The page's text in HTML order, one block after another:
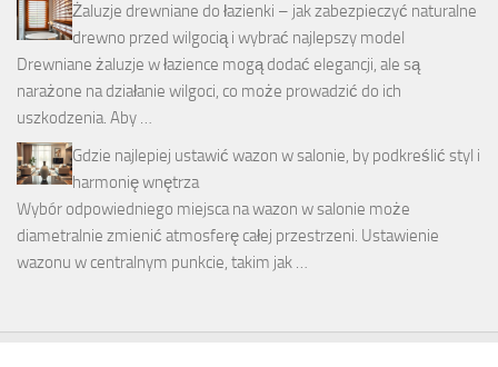
Żaluzje drewniane do łazienki – jak zabezpieczyć naturalne
drewno przed wilgocią i wybrać najlepszy model
Drewniane żaluzje w łazience mogą dodać elegancji, ale są
narażone na działanie wilgoci, co może prowadzić do ich
uszkodzenia. Aby …
Gdzie najlepiej ustawić wazon w salonie, by podkreślić styl i
harmonię wnętrza
Wybór odpowiedniego miejsca na wazon w salonie może
diametralnie zmienić atmosferę całej przestrzeni. Ustawienie
wazonu w centralnym punkcie, takim jak …